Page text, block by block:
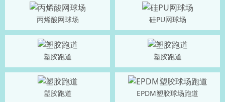
丙烯酸网球场 硅PU网球场
塑胶跑道 塑胶跑道
塑胶跑道 EPDM塑胶球场跑道